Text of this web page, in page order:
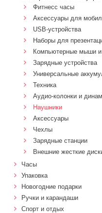
Фитнесс часы
Аксессуары для
USB-устройства
Наборы для
Компьютерные мыши и
Зарядные устройства
Универсальные
Техника
Аудио-колонки и
Наушники
Аксессуары
Чехлы
Зарядные станции
Внешние жесткие
Часы
Упаковка
Новогодние подарки
Ручки и карандаши
Спорт и отдых